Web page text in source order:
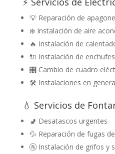
💡 Reparación de
❄️ Instalación de aire
🔥 Instalación de
🔌 Instalación de
🎛️ Cambio de cuadro
🛠️ Instalaciones en
💧 Servicios de
🚽 Desatascos urgentes
💦 Reparación de fugas
🚰 Instalación de grifos y